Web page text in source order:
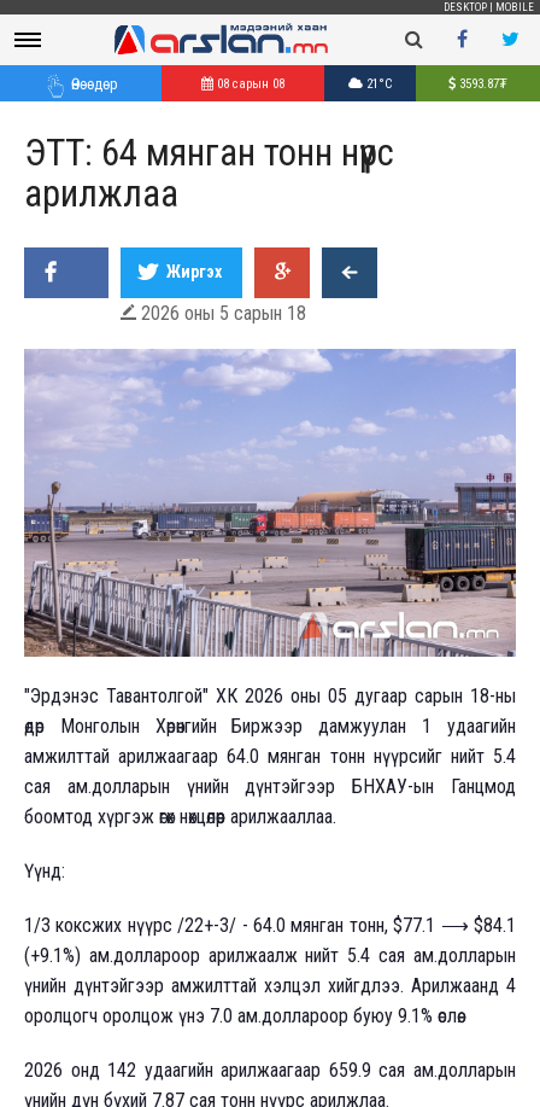
DESKTOP MOBILE
Өнөөдөр 08 сарын 08 21°C 3593.87₮
ЭТТ: 64 мянган тонн нүүрс
арилжлаа
Жиргэх
 2026 оны 5 сарын 18
"Эрдэнэс Тавантолгой" ХК 2026 оны 05 дугаар сарын 18-ны
өдөр Монголын Хөрөнгийн Биржээр дамжуулан 1 удаагийн
амжилттай арилжаагаар 64.0 мянган тонн нүүрсийг нийт 5.4
сая ам.долларын үнийн дүнтэйгээр БНХАУ-ын Ганцмод
боомтод хүргэж өгөх нөхцөлөөр арилжааллаа.
Үүнд:
1/3 коксжих нүүрс /22+-3/ - 64.0 мянган тонн, $77.1 ⟶ $84.1
(+9.1%) ам.доллароор арилжаалж нийт 5.4 сая ам.долларын
үнийн дүнтэйгээр амжилттай хэлцэл хийгдлээ. Арилжаанд 4
оролцогч оролцож үнэ 7.0 ам.доллароор буюу 9.1% өслөө.
2026 онд 142 удаагийн арилжаагаар 659.9 сая ам.долларын
үнийн дүн бүхий 7.87 сая тонн нүүрс арилжлаа.